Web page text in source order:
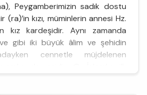
Peygamberimizin sadık dostu
(ra)’in kızı, müminlerin annesi Hz.
kız kardeşidir. Aynı zamanda
gibi iki büyük âlim ve şehidin
cennetle müjdelenen